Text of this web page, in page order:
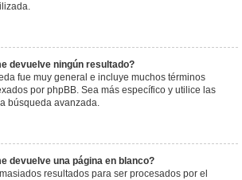
devuelve ningún resultado?
fue muy general e incluye muchos términos
por phpBB. Sea más específico y utilice las
búsqueda avanzada.
devuelve una página en blanco?
resultados para ser procesados por el